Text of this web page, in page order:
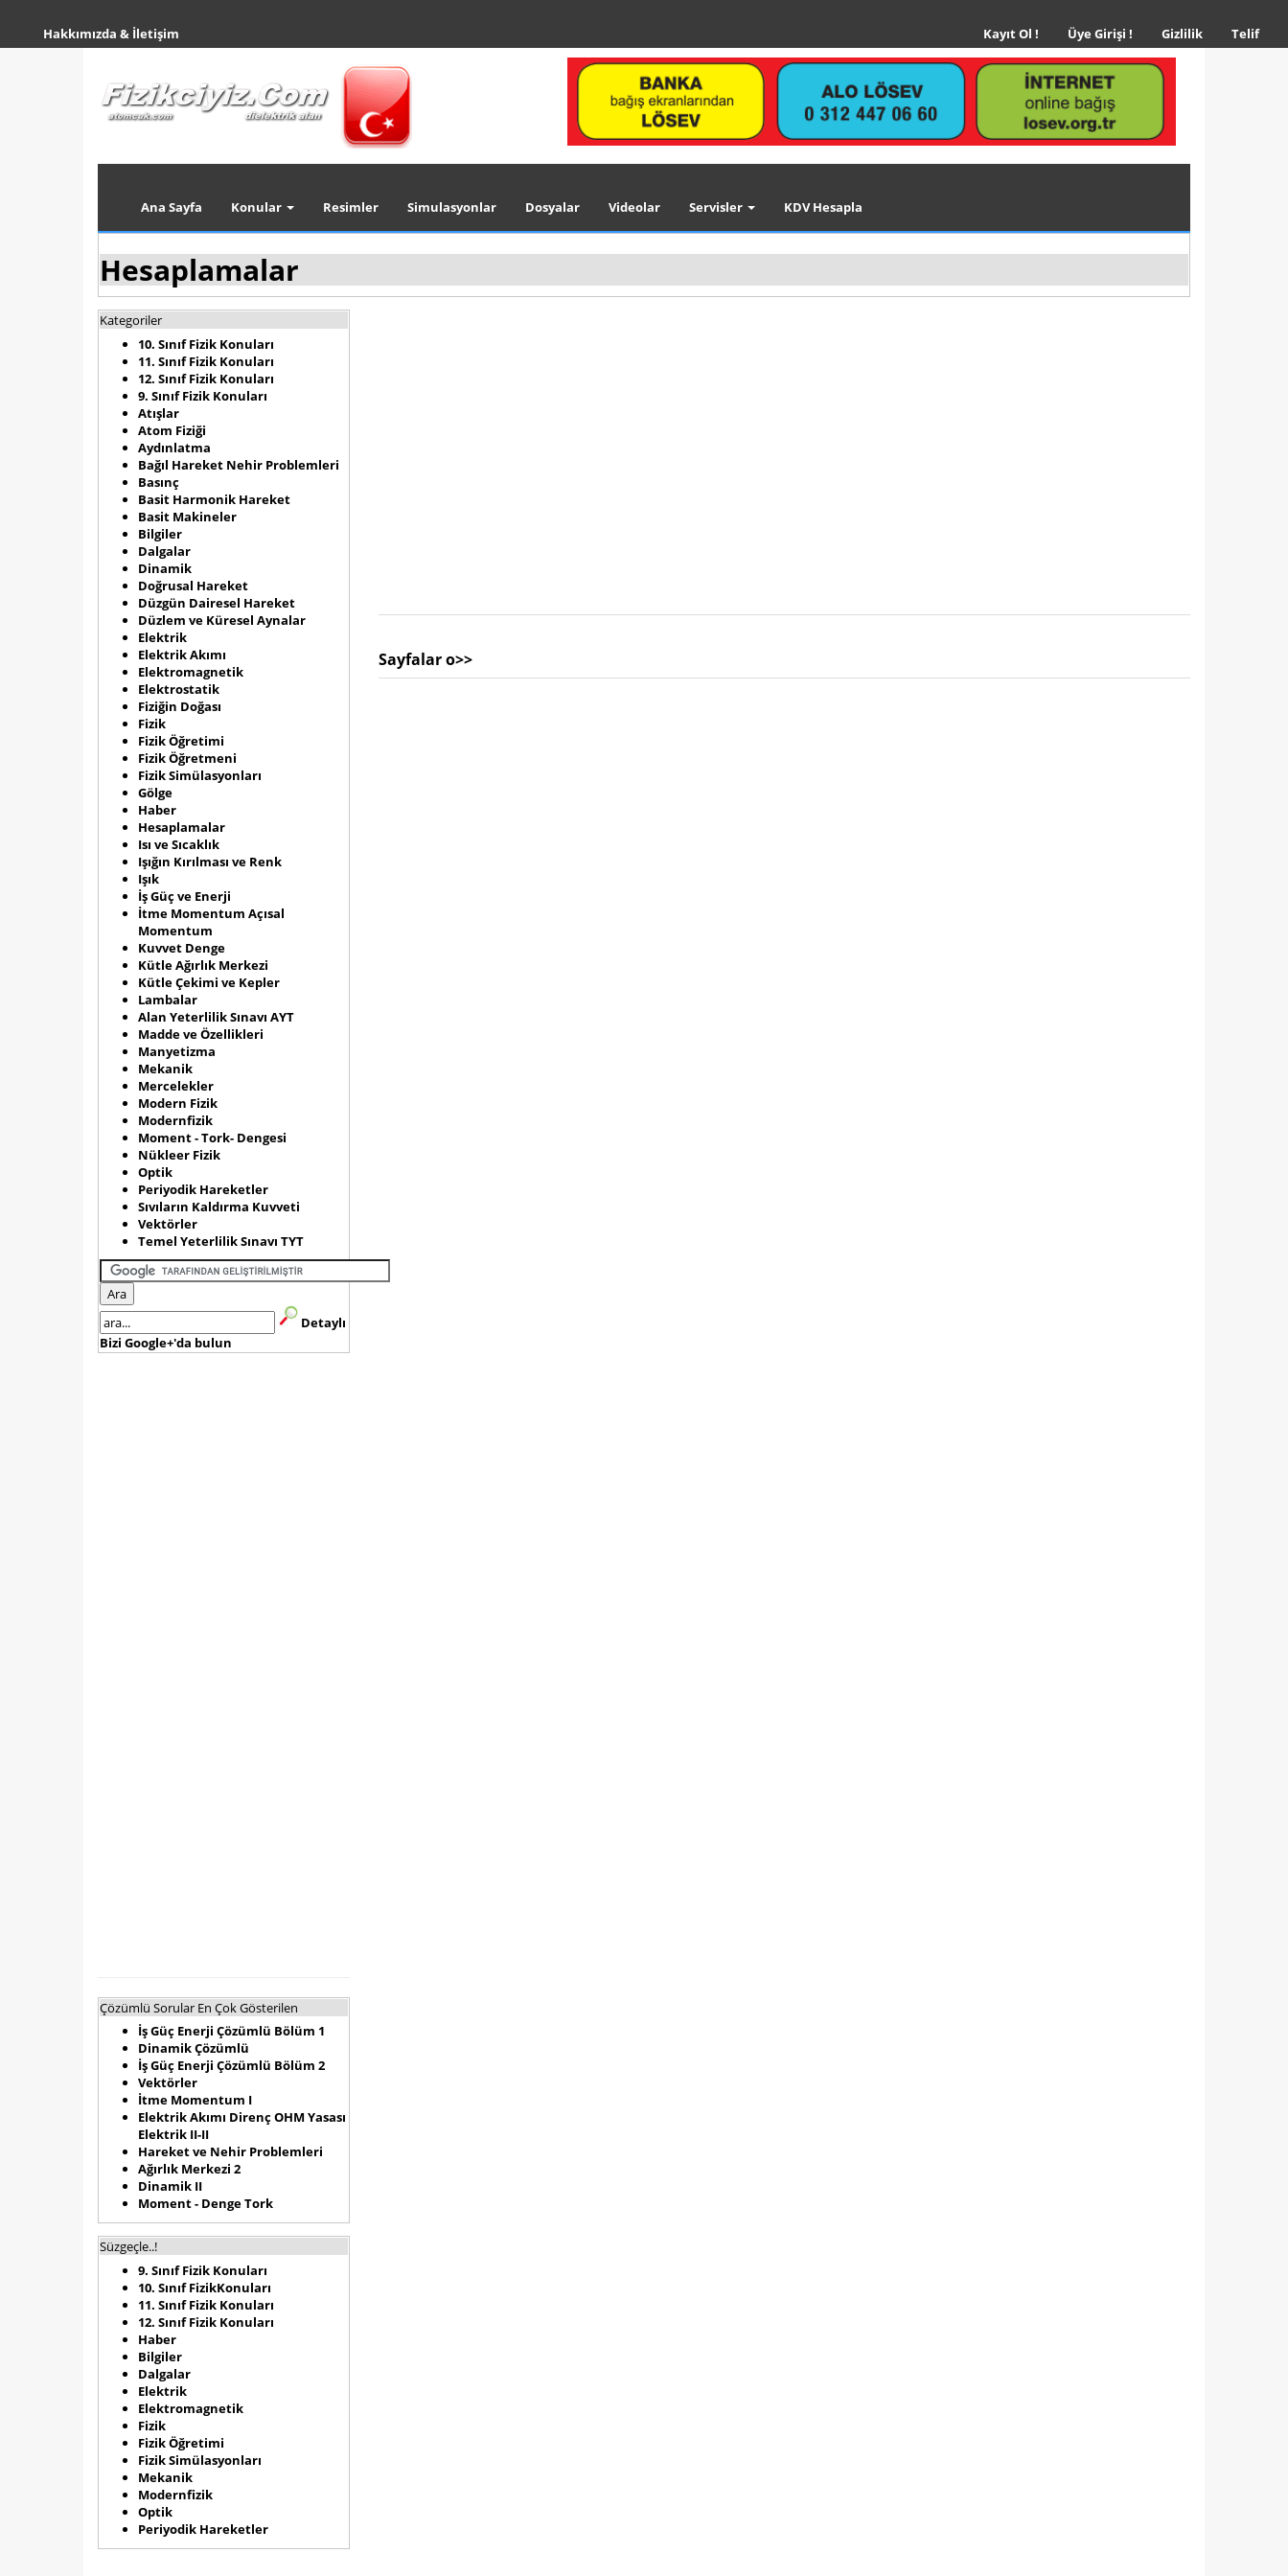
Hakkımızda & İletişim Kayıt Ol ! Üye Girişi ! Gizlilik(current)
Telif
Ana Sayfa Konular Resimler Simulasyonlar Dosyalar Videolar Servisler KDV Hesapla
Hesaplamalar
Kategoriler
10. Sınıf Fizik Konuları
11. Sınıf Fizik Konuları
12. Sınıf Fizik Konuları
9. Sınıf Fizik Konuları
Atışlar
Atom Fiziği
Aydınlatma
Bağıl Hareket Nehir Problemleri
Basınç
Basit Harmonik Hareket
Basit Makineler
Bilgiler
Dalgalar
Dinamik
Doğrusal Hareket
Düzgün Dairesel Hareket
Düzlem ve Küresel Aynalar
Elektrik
Elektrik Akımı
Elektromagnetik
Elektrostatik
Fiziğin Doğası
Fizik
Fizik Öğretimi
Fizik Öğretmeni
Fizik Simülasyonları
Gölge
Haber
Hesaplamalar
Isı ve Sıcaklık
Işığın Kırılması ve Renk
Işık
İş Güç ve Enerji
İtme Momentum Açısal
Momentum
Kuvvet Denge
Kütle Ağırlık Merkezi
Kütle Çekimi ve Kepler
Lambalar
Alan Yeterlilik Sınavı AYT
Madde ve Özellikleri
Manyetizma
Mekanik
Mercelekler
Modern Fizik
Modernfizik
Moment - Tork- Dengesi
Nükleer Fizik
Optik
Periyodik Hareketler
Sıvıların Kaldırma Kuvveti
Vektörler
Temel Yeterlilik Sınavı TYT
Detaylı
Bizi Google+'da bulun
Çözümlü Sorular En Çok Gösterilen
İş Güç Enerji Çözümlü Bölüm 1
Dinamik Çözümlü
İş Güç Enerji Çözümlü Bölüm 2
Vektörler
İtme Momentum I
Elektrik Akımı Direnç OHM Yasası
Elektrik II-II
Hareket ve Nehir Problemleri
Ağırlık Merkezi 2
Dinamik II
Moment - Denge Tork
Süzgeçle..!
9. Sınıf Fizik Konuları
10. Sınıf FizikKonuları
11. Sınıf Fizik Konuları
12. Sınıf Fizik Konuları
Haber
Bilgiler
Dalgalar
Elektrik
Elektromagnetik
Fizik
Fizik Öğretimi
Fizik Simülasyonları
Mekanik
Modernfizik
Optik
Periyodik Hareketler
Sayfalar o>>